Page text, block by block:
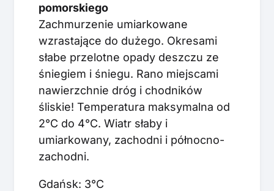
pomorskiego
Zachmurzenie umiarkowane
wzrastające do dużego. Okresami
słabe przelotne opady deszczu ze
śniegiem i śniegu. Rano miejscami
nawierzchnie dróg i chodników
śliskie! Temperatura maksymalna od
2°C do 4°C. Wiatr słaby i
umiarkowany, zachodni i północno-
zachodni.
Gdańsk: 3°C